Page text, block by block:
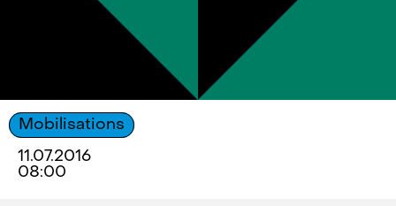
Mobilisations
11.07.2016
08:00